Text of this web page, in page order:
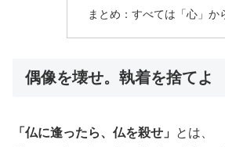
まとめ：すべては「心」か
偶像を壊せ。執着を捨てよ
「仏に逢ったら、仏を殺せ」
とは、